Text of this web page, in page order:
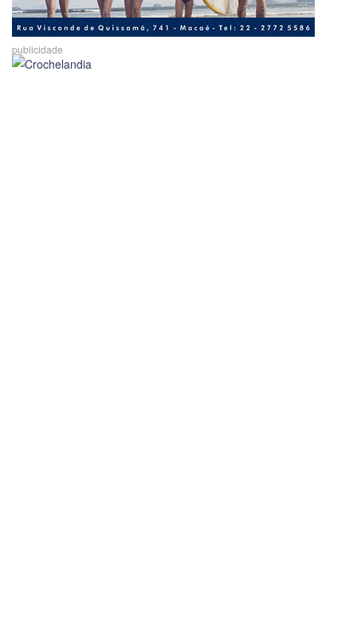
publicidade